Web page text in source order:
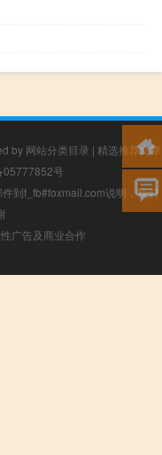
by 网站分类目录 | 精选推荐文章
05777852号
到f_fb#foxmail.com说明，我们
广告及商业合作